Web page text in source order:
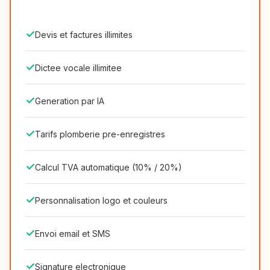
✓Devis et factures illimites
✓Dictee vocale illimitee
✓Generation par IA
✓Tarifs plomberie pre-enregistres
✓Calcul TVA automatique (10% / 20%)
✓Personnalisation logo et couleurs
✓Envoi email et SMS
✓Signature electronique